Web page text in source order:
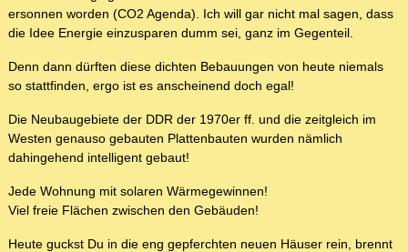
ersonnen worden (CO2 Agenda). Ich will gar nicht mal sagen, dass
die Idee Energie einzusparen dumm sei, ganz im Gegenteil.
Denn dann dürften diese dichten Bebauungen von heute niemals
so stattfinden, ergo ist es anscheinend doch egal!
Die Neubaugebiete der DDR der 1970er ff. und die zeitgleich im
Westen genauso gebauten Plattenbauten wurden nämlich
dahingehend intelligent gebaut!
Jede Wohnung mit solaren Wärmegewinnen!
Viel freie Flächen zwischen den Gebäuden!
Heute guckst Du in die eng gepferchten neuen Häuser rein, brennt